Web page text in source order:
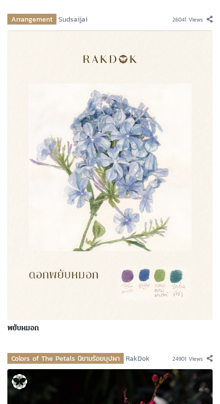
Arrangement Sudsaijai 26041 Views
พยับหมอก
Colors of The Petals นิยามร้อยบุปผา RakDok 24901 Views